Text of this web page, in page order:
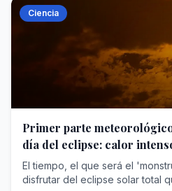
Ciencia
Primer parte
día del eclipse: calor
zonas de montaña
El tiempo, el que será el
disfrutar del eclipse solar total